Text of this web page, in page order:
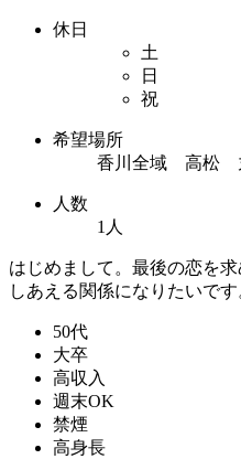
休日
土
日
祝
希望場所
香川全域 高松
人数
1人
はじめまして。最後の恋を
しあえる関係になりたいで
50代
大卒
高収入
週末OK
禁煙
高身長